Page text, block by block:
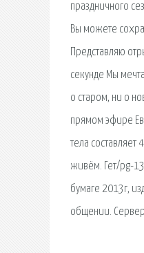
праздничного
Вы можете
Представляю
секунде Мы
о старом, ни о
прямом эфире
тела
живём. Гет/pg-
бумаге 2013г,
общении.